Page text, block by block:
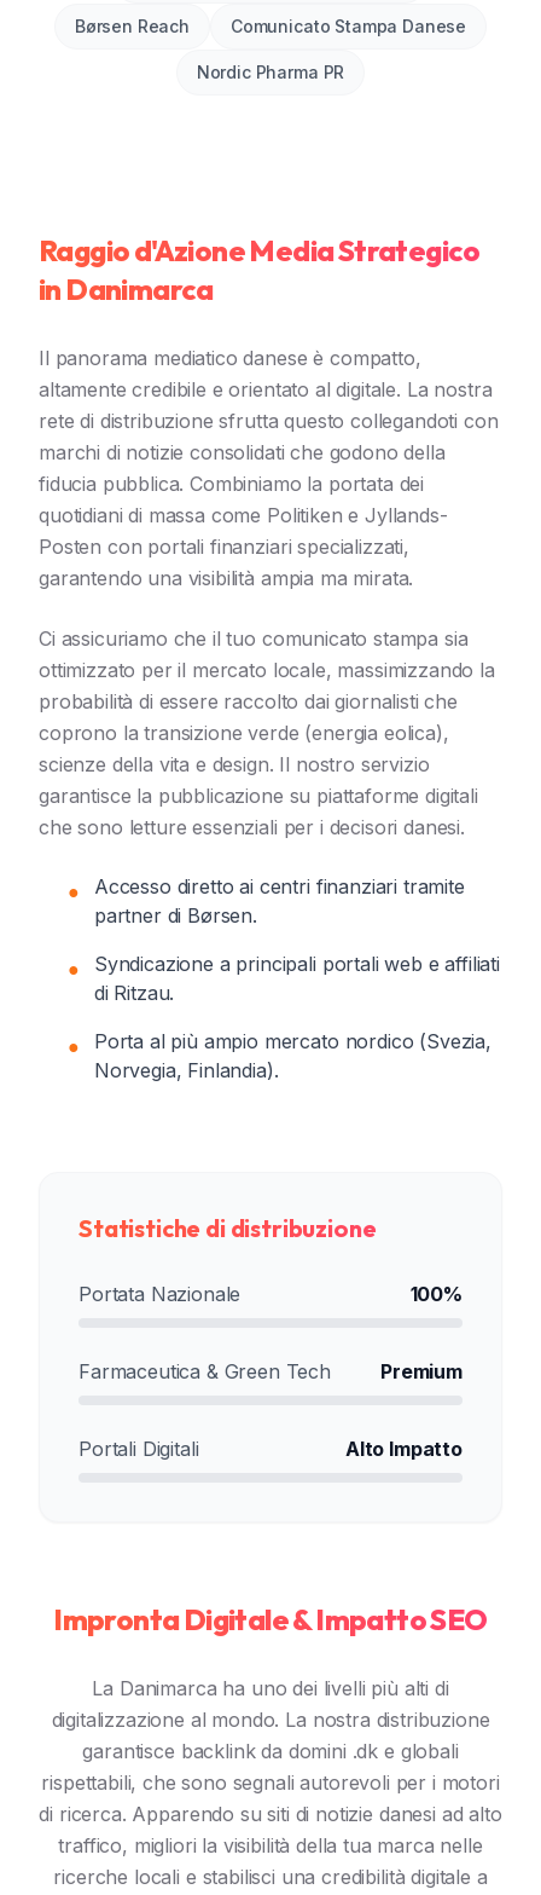
Børsen Reach Comunicato Stampa Danese
Nordic Pharma PR
Raggio d'Azione Media Strategico
in Danimarca
Il panorama mediatico danese è compatto,
altamente credibile e orientato al digitale. La nostra
rete di distribuzione sfrutta questo collegandoti con
marchi di notizie consolidati che godono della
fiducia pubblica. Combiniamo la portata dei
quotidiani di massa come Politiken e Jyllands-
Posten con portali finanziari specializzati,
garantendo una visibilità ampia ma mirata.
Ci assicuriamo che il tuo comunicato stampa sia
ottimizzato per il mercato locale, massimizzando la
probabilità di essere raccolto dai giornalisti che
coprono la transizione verde (energia eolica),
scienze della vita e design. Il nostro servizio
garantisce la pubblicazione su piattaforme digitali
che sono letture essenziali per i decisori danesi.
●
Accesso diretto ai centri finanziari tramite
partner di Børsen.
●
Syndicazione a principali portali web e affiliati
di Ritzau.
●
Porta al più ampio mercato nordico (Svezia,
Norvegia, Finlandia).
Statistiche di distribuzione
Portata Nazionale 100%
Farmaceutica & Green Tech Premium
Portali Digitali Alto Impatto
Impronta Digitale & Impatto SEO
La Danimarca ha uno dei livelli più alti di
digitalizzazione al mondo. La nostra distribuzione
garantisce backlink da domini .dk e globali
rispettabili, che sono segnali autorevoli per i motori
di ricerca. Apparendo su siti di notizie danesi ad alto
traffico, migliori la visibilità della tua marca nelle
ricerche locali e stabilisci una credibilità digitale a